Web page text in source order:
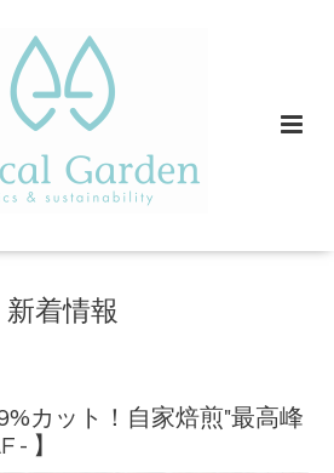
新着情報
カット！自家焙煎"最高峰
- 】